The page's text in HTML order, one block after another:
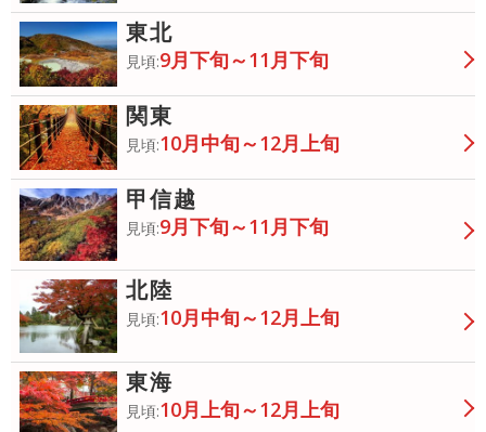
東北
見頃:9月下旬～11月下旬
関東
見頃:10月中旬～12月上旬
甲信越
見頃:9月下旬～11月下旬
北陸
見頃:10月中旬～12月上旬
東海
見頃:10月上旬～12月上旬